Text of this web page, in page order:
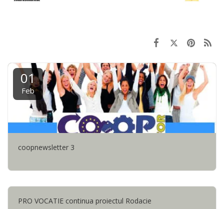
01
Feb
coopnewsletter 3
PRO VOCATIE continua proiectul Rodacie